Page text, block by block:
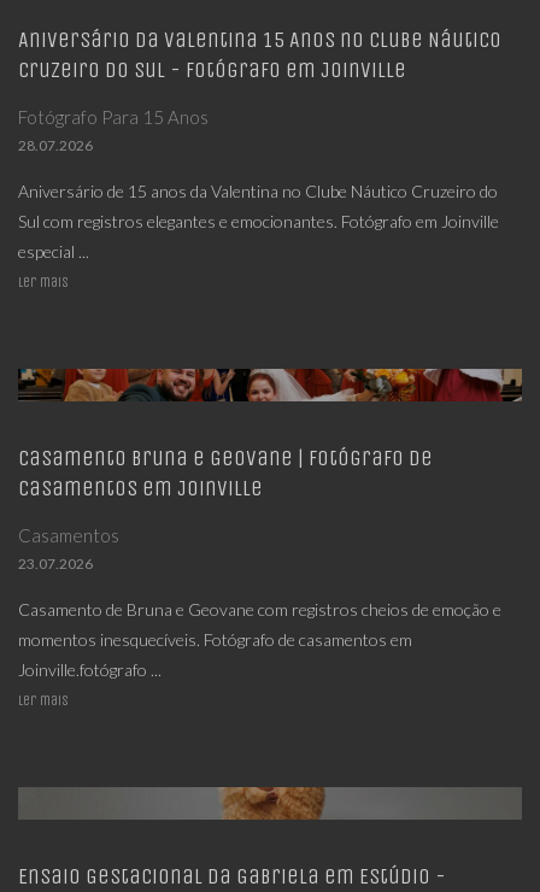
Aniversário da Valentina 15 Anos no Clube Náutico
Cruzeiro do Sul - Fotógrafo em Joinville
Fotógrafo Para 15 Anos
28.07.2026
Aniversário de 15 anos da Valentina no Clube Náutico Cruzeiro do
Sul com registros elegantes e emocionantes. Fotógrafo em Joinville
especial ...
Ler mais
Casamento Bruna e Geovane | Fotógrafo de
Casamentos em Joinville
Casamentos
23.07.2026
Casamento de Bruna e Geovane com registros cheios de emoção e
momentos inesquecíveis. Fotógrafo de casamentos em
Joinville.fotógrafo ...
Ler mais
Ensaio Gestacional da Gabriela em Estúdio -